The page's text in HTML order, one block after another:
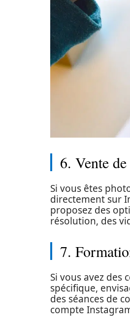
6. Vente
Si vous êtes
directement sur
proposez des
résolution, des
7.
Si vous avez
spécifique,
des séances de
compte